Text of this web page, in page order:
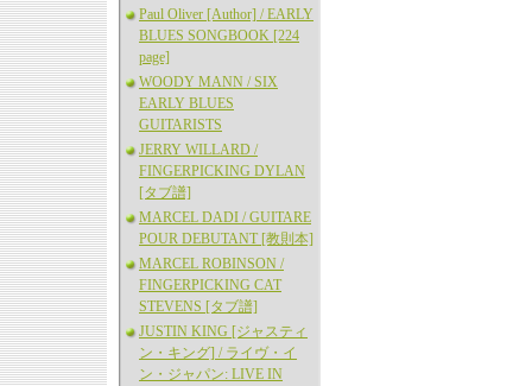
Paul Oliver [Author] / EARLY
BLUES SONGBOOK [224
page]
WOODY MANN / SIX
EARLY BLUES
GUITARISTS
JERRY WILLARD /
FINGERPICKING DYLAN
[タブ譜]
MARCEL DADI / GUITARE
POUR DEBUTANT [教則本]
MARCEL ROBINSON /
FINGERPICKING CAT
STEVENS [タブ譜]
JUSTIN KING [ジャスティ
ン・キング] / ライヴ・イ
ン・ジャパン: LIVE IN